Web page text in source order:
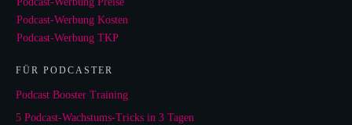
Podcast-Werbung Kosten
Podcast-Werbung TKP
FÜR PODCASTER
Podcast Booster Training
5 Podcast-Wachstums-Tricks in 3 Tagen